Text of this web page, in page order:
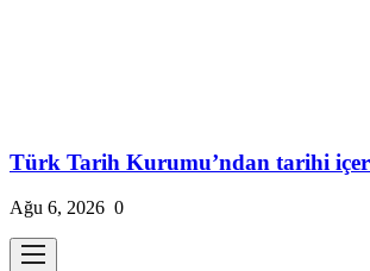
Türk Tarih Kurumu’ndan tarihi
Ağu 6, 2026 0